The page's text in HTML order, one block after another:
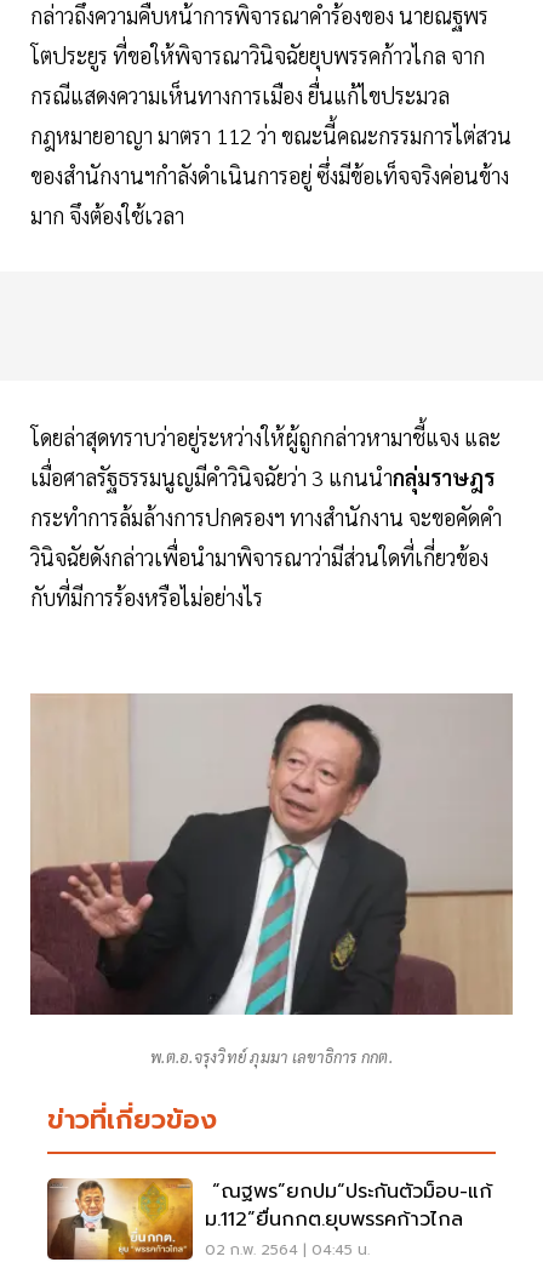
กล่าวถึงความคืบหน้าการพิจารณาคำร้องของ นายณฐพร
โตประยูร ที่ขอให้พิจารณาวินิจฉัยยุบพรรคก้าวไกล จาก
กรณีแสดงความเห็นทางการเมือง ยื่นแก้ไขประมวล
กฎหมายอาญา มาตรา 112 ว่า ขณะนี้คณะกรรมการไต่สวน
ของสำนักงานฯกำลังดำเนินการอยู่ ซึ่งมีข้อเท็จจริงค่อนข้าง
มาก จึงต้องใช้เวลา
โดยล่าสุดทราบว่าอยู่ระหว่างให้ผู้ถูกกล่าวหามาชี้แจง และ
เมื่อศาลรัฐธรรมนูญมีคำวินิจฉัยว่า 3 แกนนำกลุ่มราษฎร
กระทำการล้มล้างการปกครองฯ ทางสำนักงาน จะขอคัดคำ
วินิจฉัยดังกล่าวเพื่อนำมาพิจารณาว่ามีส่วนใดที่เกี่ยวข้อง
กับที่มีการร้องหรือไม่อย่างไร
พ.ต.อ.จรุงวิทย์ ภุมมา เลขาธิการ กกต.
ข่าวที่เกี่ยวข้อง
“ณฐพร”ยกปม“ประกันตัวม็อบ-แก้
ม.112”ยื่นกกต.ยุบพรรคก้าวไกล
02 ก.พ. 2564 | 04:45 น.